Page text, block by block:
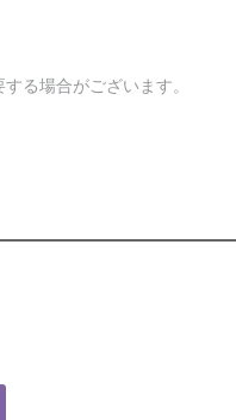
る場合がございます。